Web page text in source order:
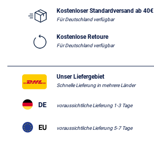
Kostenloser Standardversand ab 40€
Für Deutschland verfügbar
Kostenlose Retoure
Für Deutschland verfügbar
Unser Liefergebiet
Schnelle Lieferung in mehrere Länder
voraussichtliche Lieferung 1-3 Tage
voraussichtliche Lieferung 5-7 Tage